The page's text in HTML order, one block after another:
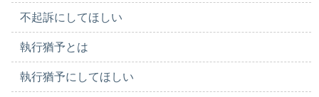
不起訴にしてほしい
執行猶予とは
執行猶予にしてほしい